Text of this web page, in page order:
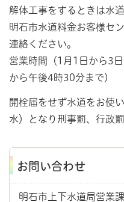
解体工事をするときは水
明石市水道料金お客様セ
連絡ください。
営業時間（1月1日から3
から午後4時30分まで）
開栓届をせず水道をお使
水）となり刑事罰、行政
お問い合わせ
明石市上下水道局営業課